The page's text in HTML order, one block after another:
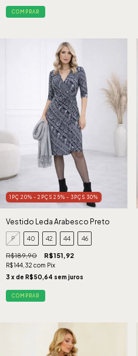
COMPRAR
1PÇ 20% - 2PÇS 25% - 3PÇS 30%
Vestido Leda Arabesco Preto
P 40 42 44 46
R$189,90 R$151,92
R$144,32 com Pix
3 x de R$50,64 sem juros
COMPRAR